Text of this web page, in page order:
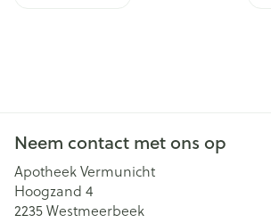
Neem contact met ons op
Apotheek Vermunicht
Hoogzand 4
2235Westmeerbeek